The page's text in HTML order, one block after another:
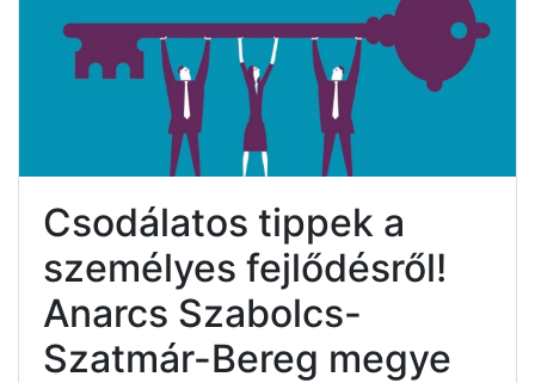
Csodálatos tippek a
személyes fejlődésről!
Anarcs Szabolcs-
Szatmár-Bereg megye